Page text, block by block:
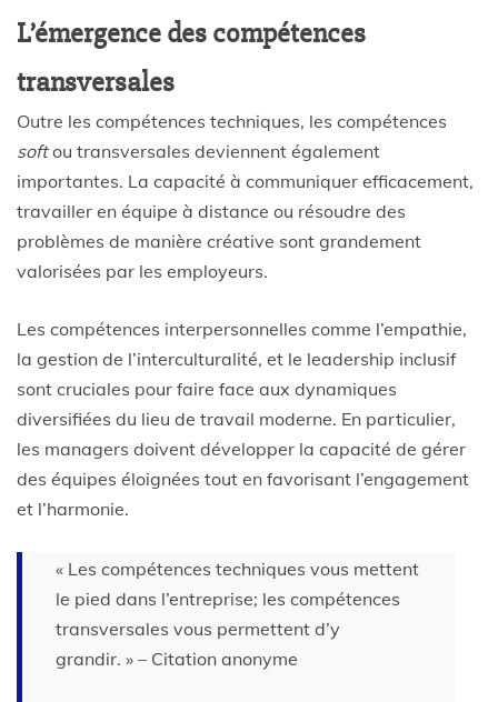
L’émergence des compétences
transversales
Outre les compétences techniques, les compétences
softou transversales deviennent également
importantes. La capacité à communiquer efficacement,
travailler en équipe à distance ou résoudre des
problèmes de manière créative sont grandement
valorisées par les employeurs.
Les compétences interpersonnelles comme l’empathie,
la gestion de l’interculturalité, et le leadership inclusif
sont cruciales pour faire face aux dynamiques
diversifiées du lieu de travail moderne. En particulier,
les managers doivent développer la capacité de gérer
des équipes éloignées tout en favorisant l’engagement
et l’harmonie.
« Les compétences techniques vous mettent
le pied dans l’entreprise; les compétences
transversales vous permettent d’y
grandir. » – Citation anonyme